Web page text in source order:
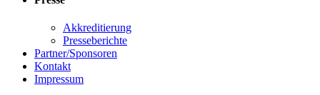
Akkreditierung
Presseberichte
Partner/Sponsoren
Kontakt
Impressum